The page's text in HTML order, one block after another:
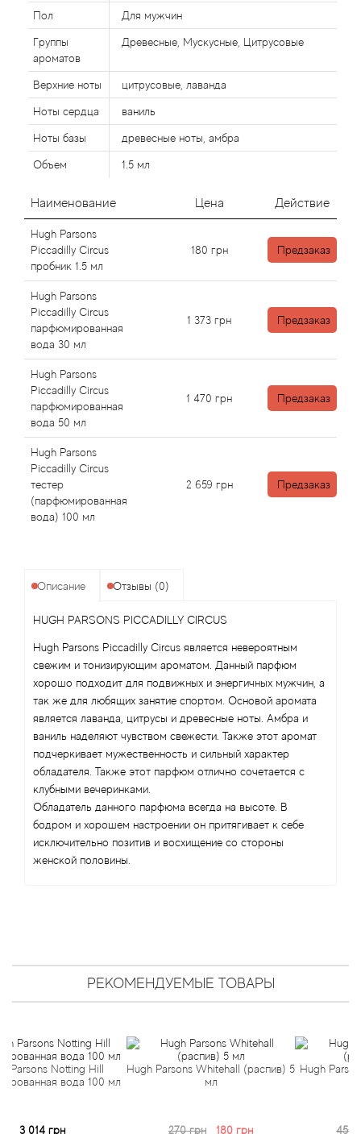
Пол Для мужчин
Группы
ароматов
Древесные, Мускусные, Цитрусовые
Верхние ноты цитрусовые, лаванда
Ноты сердца ваниль
Ноты базы древесные ноты, амбра
Объем 1.5 мл
Наименование Цена Действие
Hugh Parsons
Piccadilly Circus
пробник 1.5 мл
180 грн Предзаказ
Hugh Parsons
Piccadilly Circus
парфюмированная
вода 30 мл
1 373 грн Предзаказ
Hugh Parsons
Piccadilly Circus
парфюмированная
вода 50 мл
1 470 грн Предзаказ
Hugh Parsons
Piccadilly Circus
тестер
(парфюмированная
вода) 100 мл
2 659 грн Предзаказ
Описание Отзывы (0)
HUGH PARSONS PICCADILLY CIRCUS
Hugh Parsons Piccadilly Circus является невероятным
свежим и тонизирующим ароматом. Данный парфюм
хорошо подходит для подвижных и энергичных мужчин, а
так же для любящих занятие спортом. Основой аромата
является лаванда, цитрусы и древесные ноты. Амбра и
ваниль наделяют чувством свежести. Также этот аромат
подчеркивает мужественность и сильный характер
обладателя. Также этот парфюм отлично сочетается с
клубными вечеринками.
Обладатель данного парфюма всегда на высоте. В
бодром и хорошем настроении он притягивает к себе
исключительно позитив и восхищение со стороны
женской половины.
РЕКОМЕНДУЕМЫЕ ТОВАРЫ
Notting Hill
вода 100 мл
грн
Hugh Parsons Whitehall (распив) 5
270 грн 180 грн
Hugh Parsons
450 грн
Agatha Ruiz de la Prada
Agent Provocateur
Agonist
Aigner
Aj Arabia (Widian)
Ajmal
Al Haramain
Al Jazeera
Alaia Paris
Alexander McQueen
Alexandre Barthet
Alexandre J
Alfred Dunhill
American Crew
Amouage
Amouroud
Andre L'Arom
Angel Schlesser
Anima Mundi
Anna Sui
Annick Goutal
Antonio Banderas